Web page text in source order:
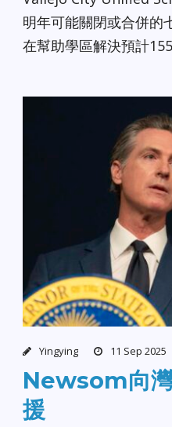
明年可能關閉或合併的
在幫助學區解決預計
Yingying 11 Sep 2025
Newsom向
援